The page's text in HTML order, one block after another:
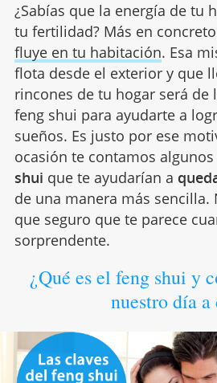
¿Sabías que la energía de tu
tu fertilidad? Más en concreto
fluye en tu habitación. Esa
flota desde el exterior y que
rincones de tu hogar será de
feng shui para ayudarte a
sueños. Es justo por ese
ocasión te contamos algunos
shui que te ayudarían a
de una manera más sencilla.
que seguro que te parece
sorprendente.
¿Qué es el feng shui y
nuestro día a